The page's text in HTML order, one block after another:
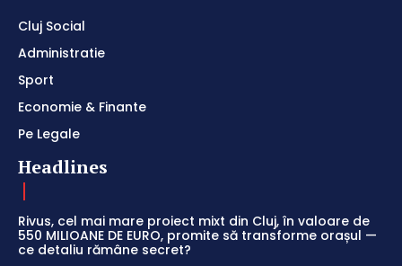
Cluj Social
Administratie
Sport
Economie & Finante
Pe Legale
Headlines
Rivus, cel mai mare proiect mixt din Cluj, în valoare de
550 MILIOANE DE EURO, promite să transforme orașul —
ce detaliu rămâne secret?